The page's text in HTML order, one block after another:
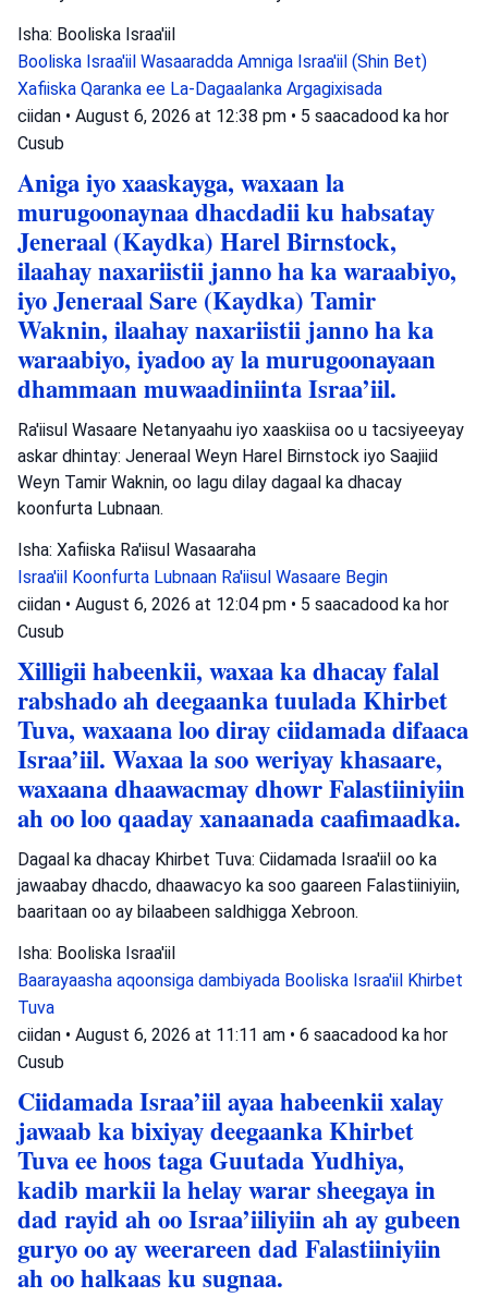
Isha: Booliska Israa'iil
Booliska Israa'iil Wasaaradda Amniga Israa'iil (Shin Bet)
Xafiiska Qaranka ee La-Dagaalanka Argagixisada
ciidan • August 6, 2026 at 12:38 pm • 5 saacadood ka hor
Cusub
Aniga iyo xaaskayga, waxaan la
murugoonaynaa dhacdadii ku habsatay
Jeneraal (Kaydka) Harel Birnstock,
ilaahay naxariistii janno ha ka waraabiyo,
iyo Jeneraal Sare (Kaydka) Tamir
Waknin, ilaahay naxariistii janno ha ka
waraabiyo, iyadoo ay la murugoonayaan
dhammaan muwaadiniinta Israa’iil.
Ra'iisul Wasaare Netanyaahu iyo xaaskiisa oo u tacsiyeeyay
askar dhintay: Jeneraal Weyn Harel Birnstock iyo Saajiid
Weyn Tamir Waknin, oo lagu dilay dagaal ka dhacay
koonfurta Lubnaan.
Isha: Xafiiska Ra'iisul Wasaaraha
Israa'iil Koonfurta Lubnaan Ra'iisul Wasaare Begin
ciidan • August 6, 2026 at 12:04 pm • 5 saacadood ka hor
Cusub
Xilligii habeenkii, waxaa ka dhacay falal
rabshado ah deegaanka tuulada Khirbet
Tuva, waxaana loo diray ciidamada difaaca
Israa’iil. Waxaa la soo weriyay khasaare,
waxaana dhaawacmay dhowr Falastiiniyiin
ah oo loo qaaday xanaanada caafimaadka.
Dagaal ka dhacay Khirbet Tuva: Ciidamada Israa'iil oo ka
jawaabay dhacdo, dhaawacyo ka soo gaareen Falastiiniyiin,
baaritaan oo ay bilaabeen saldhigga Xebroon.
Isha: Booliska Israa'iil
Baarayaasha aqoonsiga dambiyada Booliska Israa'iil Khirbet
Tuva
ciidan • August 6, 2026 at 11:11 am • 6 saacadood ka hor
Cusub
Ciidamada Israa’iil ayaa habeenkii xalay
jawaab ka bixiyay deegaanka Khirbet
Tuva ee hoos taga Guutada Yudhiya,
kadib markii la helay warar sheegaya in
dad rayid ah oo Israa’iiliyiin ah ay gubeen
guryo oo ay weerareen dad Falastiiniyiin
ah oo halkaas ku sugnaa.